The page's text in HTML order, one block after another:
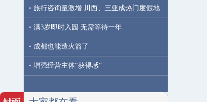
· 旅行咨询量激增 川西、三亚成热门度假地
· 满3岁即时入园 无需等待一年
· 成都也能造火箭了
· 增强经营主体“获得感”